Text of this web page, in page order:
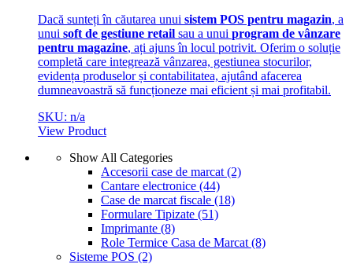
Dacă sunteți în căutarea unui sistem POS pentru magazin, a
unui soft de gestiune retail sau a unui program de vânzare
pentru magazine, ați ajuns în locul potrivit. Oferim o soluție
completă care integrează vânzarea, gestiunea stocurilor,
evidența produselor și contabilitatea, ajutând afacerea
dumneavoastră să funcționeze mai eficient și mai profitabil.
SKU: n/a
View Product
Show All Categories
Accesorii case de marcat (2)
Cantare electronice (44)
Case de marcat fiscale (18)
Formulare Tipizate (51)
Imprimante (8)
Role Termice Casa de Marcat (8)
Sisteme POS (2)